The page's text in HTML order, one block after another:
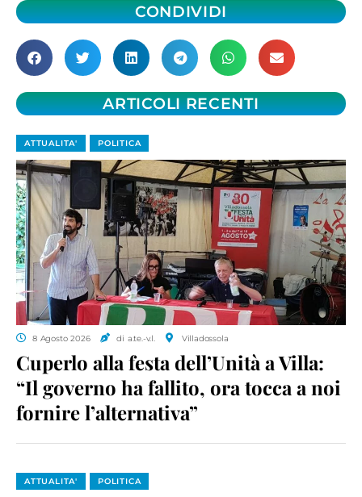
CONDIVIDI
ARTICOLI RECENTI
ATTUALITA' POLITICA
8 Agosto 2026 di a.te.-v.l. Villadossola
Cuperlo alla festa dell’Unità a Villa:
“Il governo ha fallito, ora tocca a noi
fornire l’alternativa”
ATTUALITA' POLITICA